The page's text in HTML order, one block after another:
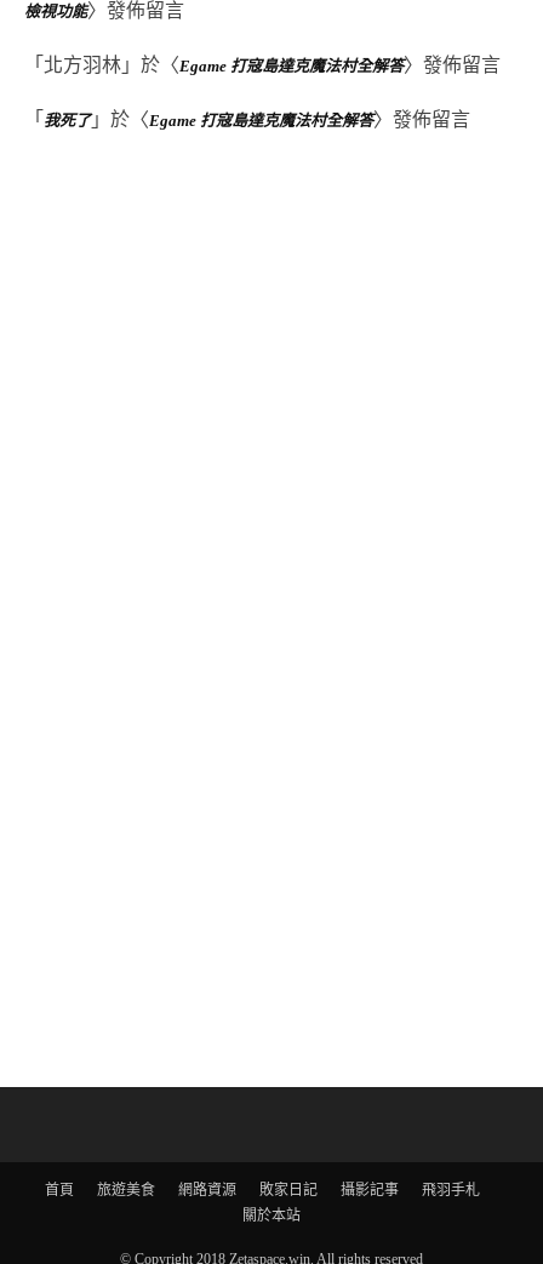
檢視功能〉發佈留言
「 北方羽林 」於〈Egame 打寇島達克魔法村全解答〉發佈留言
「 我死了」於〈Egame 打寇島達克魔法村全解答〉發佈留言
首頁 旅遊美食 網路資源 敗家日記 攝影記事
飛羽手札
關於本站
© Copyright 2018 Zetaspace.win. All rights reserved